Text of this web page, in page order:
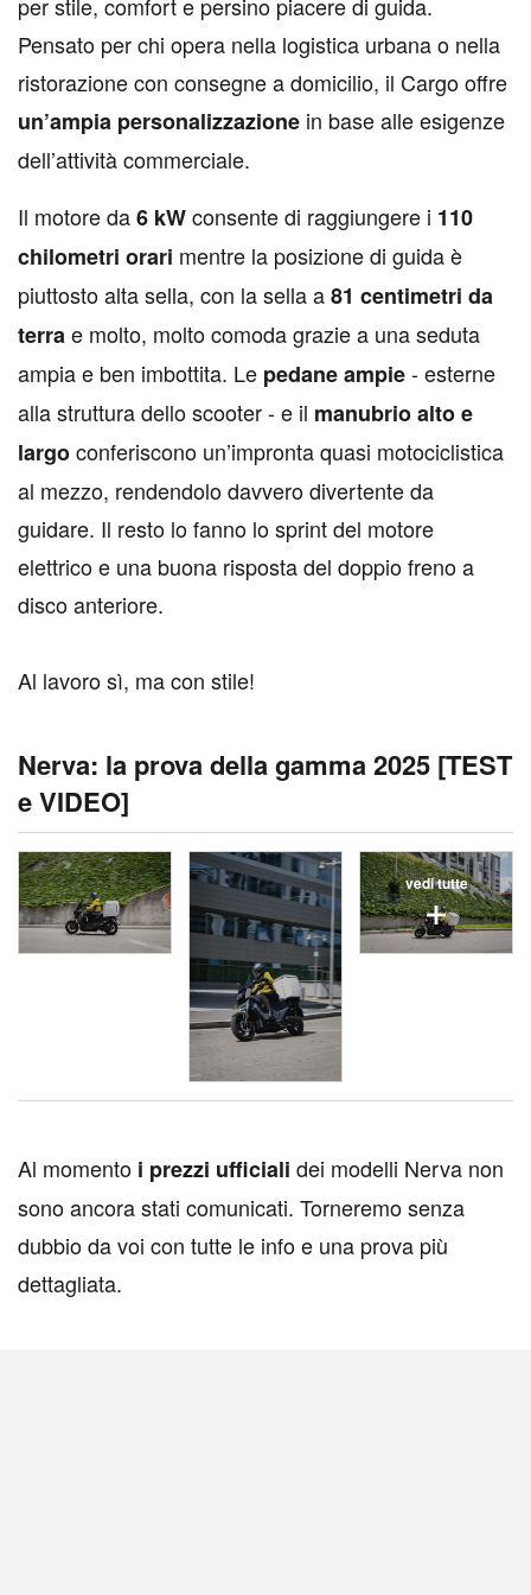
per stile, comfort e persino piacere di guida.
Pensato per chi opera nella logistica urbana o nella
ristorazione con consegne a domicilio, il Cargo offre
un’ampia personalizzazione in base alle esigenze
dell’attività commerciale.
Il motore da6 kWconsente di raggiungere i 110
chilometri orari mentre la posizione di guida è
piuttosto alta sella, con la sella a81 centimetri da
terrae molto, molto comoda grazie a una seduta
ampia e ben imbottita. Le pedane ampie- esterne
alla struttura dello scooter - e il manubrio alto e
largoconferiscono un’impronta quasi motociclistica
al mezzo, rendendolo davvero divertente da
guidare. Il resto lo fanno lo sprint del motore
elettrico e una buona risposta del doppio freno a
disco anteriore.
Al lavoro sì, ma con stile!
Nerva: la prova della gamma 2025 [TEST
e VIDEO]
vedi tutte
Al momento i prezzi ufficiali dei modelli Nerva non
sono ancora stati comunicati. Torneremo senza
dubbio da voi con tutte le info e una prova più
dettagliata.